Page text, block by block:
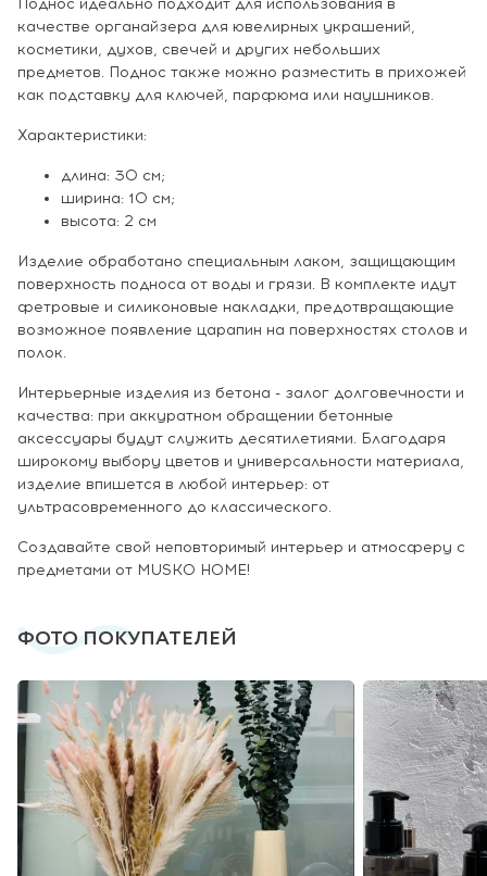
Поднос идеально подходит для использования в
качестве органайзера для ювелирных украшений,
косметики, духов, свечей и других небольших
предметов. Поднос также можно разместить в прихожей
как подставку для ключей, парфюма или наушников.
Характеристики:
длина: 30 см;
ширина: 10 см;
высота: 2 см
Изделие обработано специальным лаком, защищающим
поверхность подноса от воды и грязи. В комплекте идут
фетровые и силиконовые накладки, предотвращающие
возможное появление царапин на поверхностях столов и
полок.
Интерьерные изделия из бетона - залог долговечности и
качества: при аккуратном обращении бетонные
аксессуары будут служить десятилетиями. Благодаря
широкому выбору цветов и универсальности материала,
изделие впишется в любой интерьер: от
ультрасовременного до классического.
Создавайте свой неповторимый интерьер и атмосферу с
предметами от MUSKO HOME!
ФОТО ПОКУПАТЕЛЕЙ